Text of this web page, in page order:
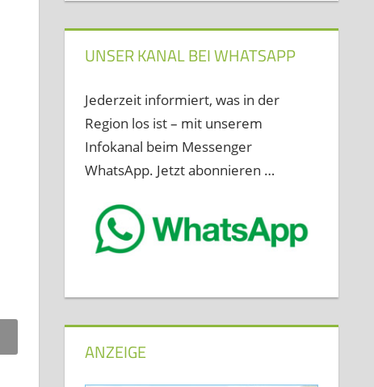
UNSER KANAL BEI WHATSAPP
Jederzeit informiert, was in der
Region los ist – mit unserem
Infokanal beim Messenger
WhatsApp. Jetzt abonnieren …
ANZEIGE